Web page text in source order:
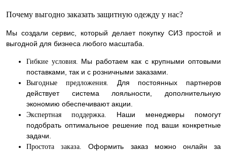
Почему выгодно заказать защитную одежду у нас?
Мы создали сервис, который делает покупку СИЗ простой и
выгодной для бизнеса любого масштаба.
Гибкие условия.
Мы работаем как с крупными оптовыми
поставками, так и с розничными заказами.
Выгодные предложения.
Для постоянных партнеров
действует система лояльности, дополнительную
экономию обеспечивают акции.
Экспертная поддержка.
Наши менеджеры помогут
подобрать оптимальное решение под ваши конкретные
задачи.
Простота заказа.
Оформить заказ можно онлайн за